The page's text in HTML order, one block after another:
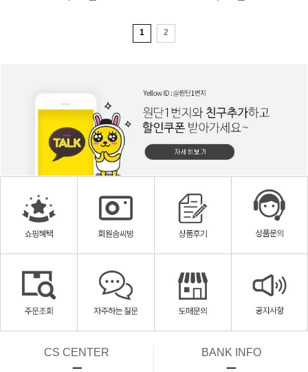
1 2
CS CENTER
ㅡ
BANK INFO
ㅡ